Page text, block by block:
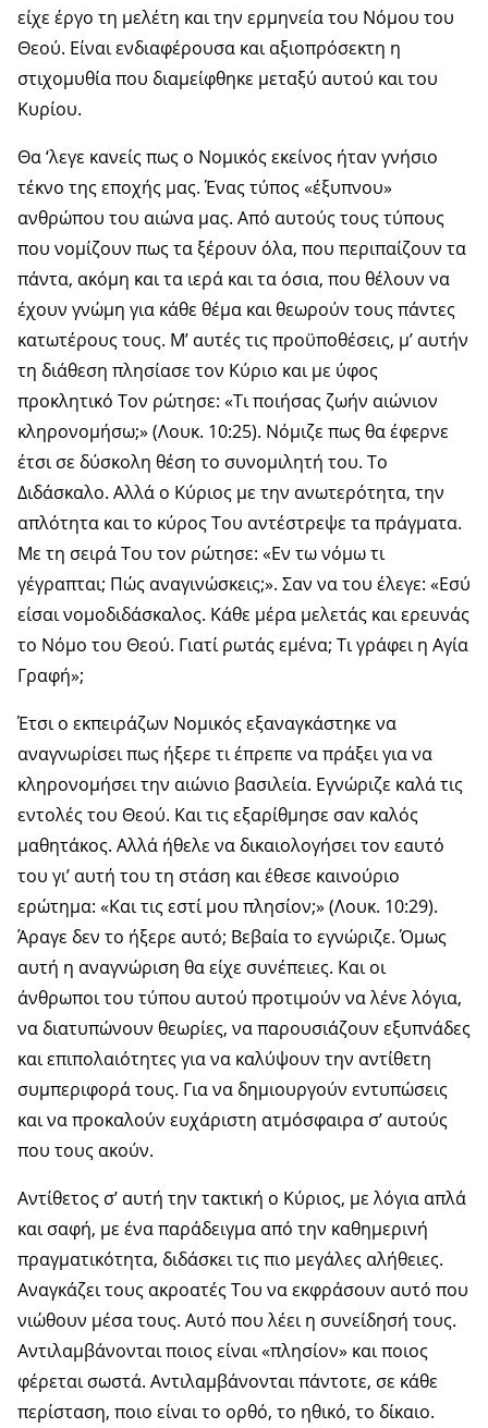
είχε έργο τη μελέτη και την ερμηνεία του Νόμου του
Θεού. Είναι ενδιαφέρουσα και αξιοπρόσεκτη η
στιχομυθία που διαμείφθηκε μεταξύ αυτού και του
Κυρίου.
Θα ‘λεγε κανείς πως ο Νομικός εκείνος ήταν γνήσιο
τέκνο της εποχής μας. Ένας τύπος «έξυπνου»
ανθρώπου του αιώνα μας. Από αυτούς τους τύπους
που νομίζουν πως τα ξέρουν όλα, που περιπαίζουν τα
πάντα, ακόμη και τα ιερά και τα όσια, που θέλουν να
έχουν γνώμη για κάθε θέμα και θεωρούν τους πάντες
κατωτέρους τους. Μ’ αυτές τις προϋποθέσεις, μ’ αυτήν
τη διάθεση πλησίασε τον Κύριο και με ύφος
προκλητικό Τον ρώτησε: «Τι ποιήσας ζωήν αιώνιον
κληρονομήσω;» (Λουκ. 10:25). Νόμιζε πως θα έφερνε
έτσι σε δύσκολη θέση το συνομιλητή του. Το
Διδάσκαλο. Αλλά ο Κύριος με την ανωτερότητα, την
απλότητα και το κύρος Του αντέστρεψε τα πράγματα.
Με τη σειρά Του τον ρώτησε: «Εν τω νόμω τι
γέγραπται; Πώς αναγινώσκεις;». Σαν να του έλεγε: «Εσύ
είσαι νομοδιδάσκαλος. Κάθε μέρα μελετάς και ερευνάς
το Νόμο του Θεού. Γιατί ρωτάς εμένα; Τι γράφει η Αγία
Γραφή»;
Έτσι ο εκπειράζων Νομικός εξαναγκάστηκε να
αναγνωρίσει πως ήξερε τι έπρεπε να πράξει για να
κληρονομήσει την αιώνιο βασιλεία. Εγνώριζε καλά τις
εντολές του Θεού. Και τις εξαρίθμησε σαν καλός
μαθητάκος. Αλλά ήθελε να δικαιολογήσει τον εαυτό
του γι’ αυτή του τη στάση και έθεσε καινούριο
ερώτημα: «Και τις εστί μου πλησίον;» (Λουκ. 10:29).
Άραγε δεν το ήξερε αυτό; Βεβαία το εγνώριζε. Όμως
αυτή η αναγνώριση θα είχε συνέπειες. Και οι
άνθρωποι του τύπου αυτού προτιμούν να λένε λόγια,
να διατυπώνουν θεωρίες, να παρουσιάζουν εξυπνάδες
και επιπολαιότητες για να καλύψουν την αντίθετη
συμπεριφορά τους. Για να δημιουργούν εντυπώσεις
και να προκαλούν ευχάριστη ατμόσφαιρα σ’ αυτούς
που τους ακούν.
Αντίθετος σ’ αυτή την τακτική ο Κύριος, με λόγια απλά
και σαφή, με ένα παράδειγμα από την καθημερινή
πραγματικότητα, διδάσκει τις πιο μεγάλες αλήθειες.
Αναγκάζει τους ακροατές Του να εκφράσουν αυτό που
νιώθουν μέσα τους. Αυτό που λέει η συνείδησή τους.
Αντιλαμβάνονται ποιος είναι «πλησίον» και ποιος
φέρεται σωστά. Αντιλαμβάνονται πάντοτε, σε κάθε
περίσταση, ποιο είναι το ορθό, το ηθικό, το δίκαιο.